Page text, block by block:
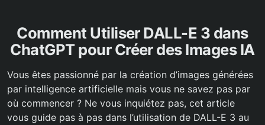
Comment Utiliser DALL-E 3 dans
ChatGPT pour Créer des Images IA
Vous êtes passionné par la création d’images générées
par intelligence artificielle mais vous ne savez pas par
où commencer ? Ne vous inquiétez pas, cet article
vous guide pas à pas dans l’utilisation de DALL-E 3 au